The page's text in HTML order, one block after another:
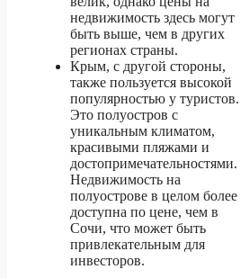
недвижимость здесь могут
быть выше, чем в других
регионах страны.
Крым, с другой стороны,
также пользуется высокой
популярностью у туристов.
Это полуостров с
уникальным климатом,
красивыми пляжами и
достопримечательностями.
Недвижимость на
полуострове в целом более
доступна по цене, чем в
Сочи, что может быть
привлекательным для
инвесторов.